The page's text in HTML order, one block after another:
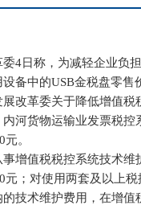
4日称，为减轻企业负
备中的USB金税盘零售
改革委关于降低增值
河货物运输业发票税控
。
增值税税控系统技术
元；对使用两套及以上
技术维护费用，在增值